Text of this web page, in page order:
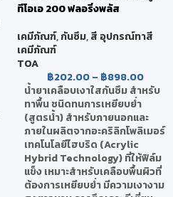
ทีโอเอ 200 ฟลอริ่งพลัส
เคมีภัณฑ์,กันซึม,สี อุปกรณ์ทาสี
เคมีภัณฑ์
TOA
฿202.00 – ฿898.00
น้ำยาเคลือบเงาใสกันซึม สำหรับ
ทาพื้น ชนิดทนการเหยียบย่ำ
(สูตรน้ำ) สำหรับภายนอกและ
ภายในผลิตจากอะคริลิกโพลิเมอร์
เทคโนโลยีไฮบริด (Acrylic
Hybrid Technology) ที่ให้ฟิล์ม
แข็ง เหมาะสำหรับเคลือบพื้นผิวที่
ต้องการเหยียบย่ำ มีความเงางาม